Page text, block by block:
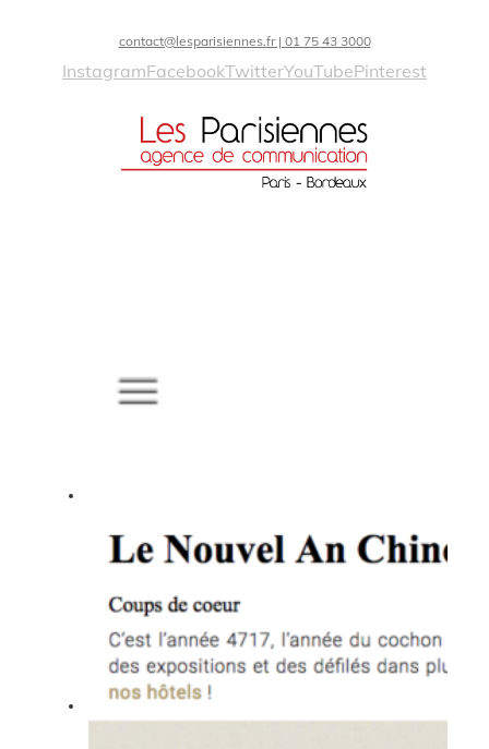
contact@lesparisiennes.fr | 01 75 43 3000
InstagramFacebookTwitterYouTubePinterest